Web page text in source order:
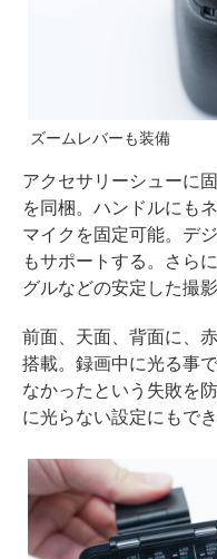
ズームレバーも装備
アクセサリーシューに
を同梱。ハンドルにも
マイクを固定可能。デ
もサポートする。さら
グルなどの安定した撮影
前面、天面、背面に、
搭載。録画中に光る事
なかったという失敗を
に光らない設定にもでき